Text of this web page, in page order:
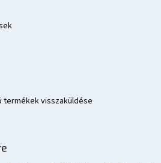
termékek visszaküldése